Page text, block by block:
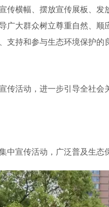
传横幅、摆放宣传展板、
广大群众树立尊重自然、
支持和参与生态环境保护的
传活动，进一步引导全社
中宣传活动，广泛普及生态